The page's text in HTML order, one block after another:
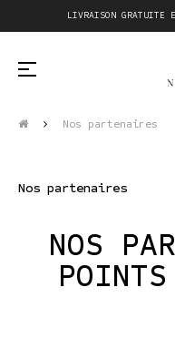
LIVRAISON GRATUITE
Basculer
☰
Nos partenaires
Nos partenaires
NOS